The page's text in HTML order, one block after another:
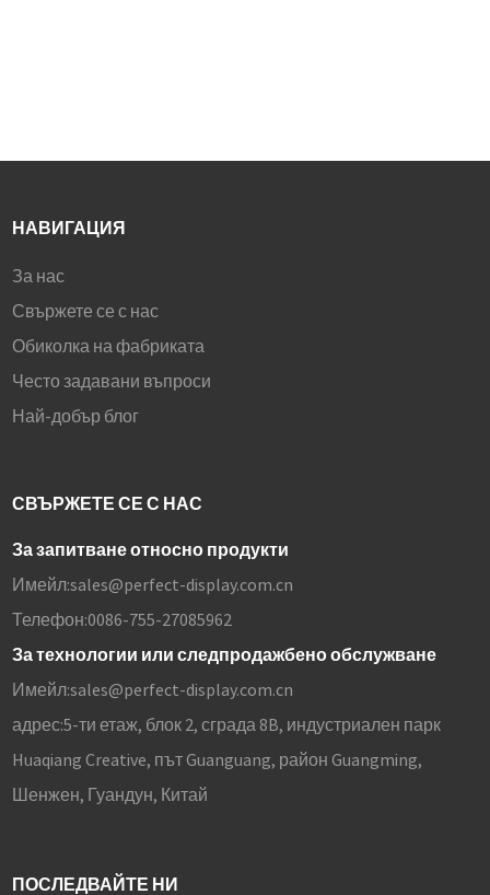
НАВИГАЦИЯ
За нас
Свържете се с нас
Обиколка на фабриката
Често задавани въпроси
Най-добър блог
СВЪРЖЕТЕ СЕ С НАС
За запитване относно продукти
Имейл:sales@perfect-display.com.cn
Телефон:0086-755-27085962
За технологии или следпродажбено обслужване
Имейл:sales@perfect-display.com.cn
адрес:5-ти етаж, блок 2, сграда 8B, индустриален парк
Huaqiang Creative, път Guanguang, район Guangming,
Шенжен, Гуандун, Китай
ПОСЛЕДВАЙТЕ НИ